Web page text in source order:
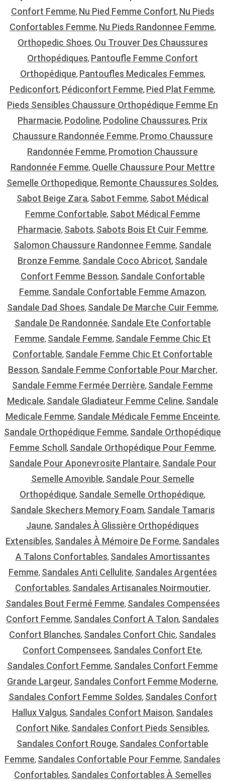
Confort Femme, Nu Pied Femme Confort, Nu Pieds
Confortables Femme, Nu Pieds Randonnee Femme,
Orthopedic Shoes, Ou Trouver Des Chaussures
Orthopédiques, Pantoufle Femme Confort
Orthopédique, Pantoufles Medicales Femmes,
Pediconfort, Pédiconfort Femme, Pied Plat Femme,
Pieds Sensibles Chaussure Orthopédique Femme En
Pharmacie, Podoline, Podoline Chaussures, Prix
Chaussure Randonnée Femme, Promo Chaussure
Randonnée Femme, Promotion Chaussure
Randonnée Femme, Quelle Chaussure Pour Mettre
Semelle Orthopedique, Remonte Chaussures Soldes,
Sabot Beige Zara, Sabot Femme, Sabot Médical
Femme Confortable, Sabot Médical Femme
Pharmacie, Sabots, Sabots Bois Et Cuir Femme,
Salomon Chaussure Randonnee Femme, Sandale
Bronze Femme, Sandale Coco Abricot, Sandale
Confort Femme Besson, Sandale Confortable
Femme, Sandale Confortable Femme Amazon,
Sandale Dad Shoes, Sandale De Marche Cuir Femme,
Sandale De Randonnée, Sandale Ete Confortable
Femme, Sandale Femme, Sandale Femme Chic Et
Confortable, Sandale Femme Chic Et Confortable
Besson, Sandale Femme Confortable Pour Marcher,
Sandale Femme Fermée Derrière, Sandale Femme
Medicale, Sandale Gladiateur Femme Celine, Sandale
Medicale Femme, Sandale Médicale Femme Enceinte,
Sandale Orthopédique Femme, Sandale Orthopédique
Femme Scholl , Sandale Orthopédique Pour Femme,
Sandale Pour Aponevrosite Plantaire, Sandale Pour
Semelle Amovible, Sandale Pour Semelle
Orthopédique, Sandale Semelle Orthopédique,
Sandale Skechers Memory Foam, Sandale Tamaris
Jaune, Sandales À Glissière Orthopédiques
Extensibles, Sandales À Mémoire De Forme, Sandales
A Talons Confortables, Sandales Amortissantes
Femme, Sandales Anti Cellulite, Sandales Argentées
Confortables, Sandales Artisanales Noirmoutier,
Sandales Bout Fermé Femme, Sandales Compensées
Confort Femme, Sandales Confort A Talon, Sandales
Confort Blanches, Sandales Confort Chic, Sandales
Confort Compensees, Sandales Confort Ete,
Sandales Confort Femme, Sandales Confort Femme
Grande Largeur, Sandales Confort Femme Moderne,
Sandales Confort Femme Soldes, Sandales Confort
Hallux Valgus, Sandales Confort Maison, Sandales
Confort Nike, Sandales Confort Pieds Sensibles,
Sandales Confort Rouge, Sandales Confortable
Femme, Sandales Confortable Pour Femme, Sandales
Confortables, Sandales Confortables À Semelles